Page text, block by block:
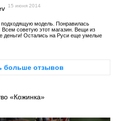
15 июня 2014
подходящую модель. Понравилась
советую этот магазин. Вещи из
деньги! Остались на Руси еще умелые
больше отзывов
«Кожинка»